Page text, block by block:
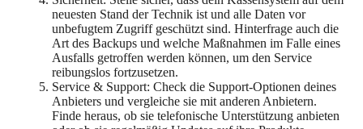
neuesten Stand der Technik ist und alle Daten vor
unbefugtem Zugriff geschützt sind. Hinterfrage auch die
Art des Backups und welche Maßnahmen im Falle eines
Ausfalls getroffen werden können, um den Service
reibungslos fortzusetzen.
Service & Support: Check die Support-Optionen deines
Anbieters und vergleiche sie mit anderen Anbietern.
Finde heraus, ob sie telefonische Unterstützung anbieten